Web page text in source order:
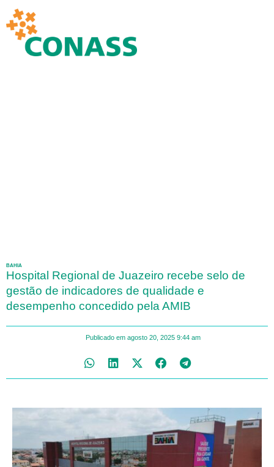
BAHIA
Hospital Regional de Juazeiro recebe selo de
gestão de indicadores de qualidade e
desempenho concedido pela AMIB
Publicado em agosto 20, 2025 9:44 am